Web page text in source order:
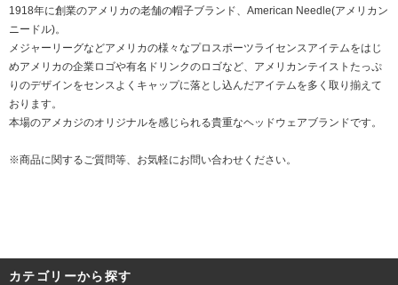
1918年に創業のアメリカの老舗の帽子ブランド、American Needle(アメリカン
ニードル)。
メジャーリーグなどアメリカの様々なプロスポーツライセンスアイテムをはじ
めアメリカの企業ロゴや有名ドリンクのロゴなど、アメリカンテイストたっぷ
りのデザインをセンスよくキャップに落とし込んだアイテムを多く取り揃えて
おります。
本場のアメカジのオリジナルを感じられる貴重なヘッドウェアブランドです。
※商品に関するご質問等、お気軽にお問い合わせください。
カテゴリーから探す